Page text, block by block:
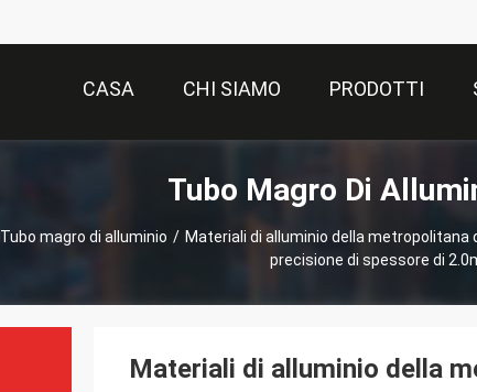
CASA CHI SIAMO PRODOTTI
Tubo Magro Di
Tubo magro di alluminio / Materiali di alluminio della metropolitana
precisione di spessore di
Materiali di alluminio della